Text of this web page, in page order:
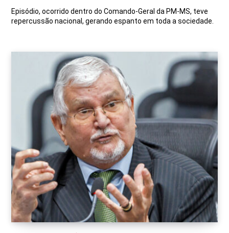
Episódio, ocorrido dentro do Comando-Geral da PM-MS, teve
repercussão nacional, gerando espanto em toda a sociedade.